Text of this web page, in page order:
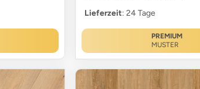
Lieferzeit: 24 Tage
PREMIUM
MUSTER